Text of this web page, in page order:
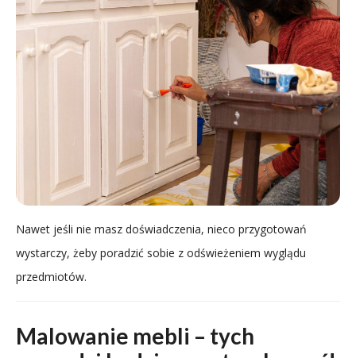
Nawet jeśli nie masz doświadczenia, nieco przygotowań
wystarczy, żeby poradzić sobie z odświeżeniem wyglądu
przedmiotów.
Malowanie mebli – tych